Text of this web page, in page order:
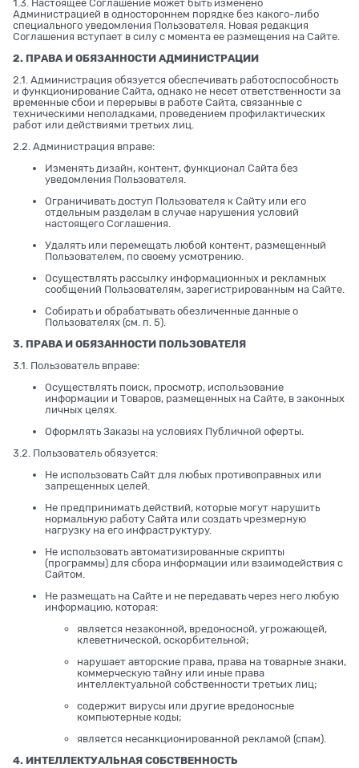
1.3. Настоящее Соглашение может быть изменено
Администрацией в одностороннем порядке без какого-либо
специального уведомления Пользователя. Новая редакция
Соглашения вступает в силу с момента ее размещения на Сайте.
2. ПРАВА И ОБЯЗАННОСТИ АДМИНИСТРАЦИИ
2.1. Администрация обязуется обеспечивать работоспособность
и функционирование Сайта, однако не несет ответственности за
временные сбои и перерывы в работе Сайта, связанные с
техническими неполадками, проведением профилактических
работ или действиями третьих лиц.
2.2. Администрация вправе:
Изменять дизайн, контент, функционал Сайта без
уведомления Пользователя.
Ограничивать доступ Пользователя к Сайту или его
отдельным разделам в случае нарушения условий
настоящего Соглашения.
Удалять или перемещать любой контент, размещенный
Пользователем, по своему усмотрению.
Осуществлять рассылку информационных и рекламных
сообщений Пользователям, зарегистрированным на Сайте.
Собирать и обрабатывать обезличенные данные о
Пользователях (см. п. 5).
3. ПРАВА И ОБЯЗАННОСТИ ПОЛЬЗОВАТЕЛЯ
3.1. Пользователь вправе:
Осуществлять поиск, просмотр, использование
информации и Товаров, размещенных на Сайте, в законных
личных целях.
Оформлять Заказы на условиях Публичной оферты.
3.2. Пользователь обязуется:
Не использовать Сайт для любых противоправных или
запрещенных целей.
Не предпринимать действий, которые могут нарушить
нормальную работу Сайта или создать чрезмерную
нагрузку на его инфраструктуру.
Не использовать автоматизированные скрипты
(программы) для сбора информации или взаимодействия с
Сайтом.
Не размещать на Сайте и не передавать через него любую
информацию, которая:
является незаконной, вредоносной, угрожающей,
клеветнической, оскорбительной;
нарушает авторские права, права на товарные знаки,
коммерческую тайну или иные права
интеллектуальной собственности третьих лиц;
содержит вирусы или другие вредоносные
компьютерные коды;
является несанкционированной рекламой (спам).
4. ИНТЕЛЛЕКТУАЛЬНАЯ СОБСТВЕННОСТЬ